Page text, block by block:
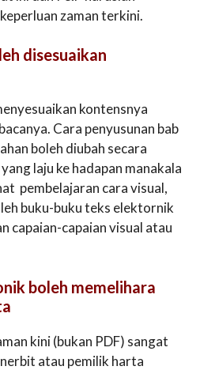
zaman terkini.
disesuaikan
kontensnya
Cara penyusunan bab
boleh diubah secara
laju ke hadapan manakala
pembelajaran cara visual,
buku-buku teks elektornik
capaian-capaian visual atau
boleh memelihara
kini (bukan PDF) sangat
atau pemilik harta